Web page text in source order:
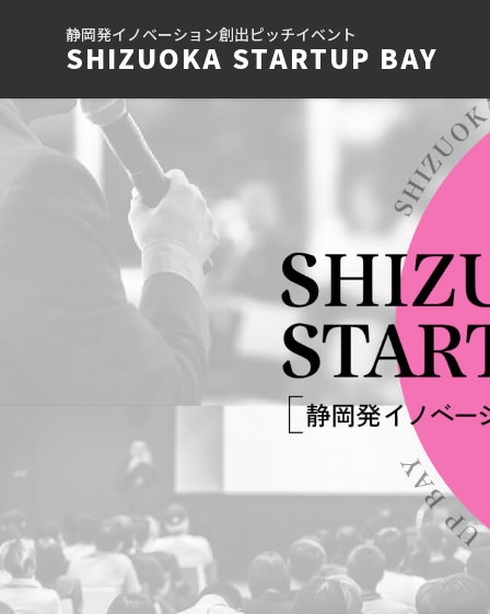
静岡発イノベーション創出ピッチイベント
SHIZUOKA STARTUP BAY